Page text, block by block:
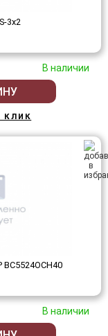
3х2
В наличии
клик
ВС5524ОСН40
В наличии